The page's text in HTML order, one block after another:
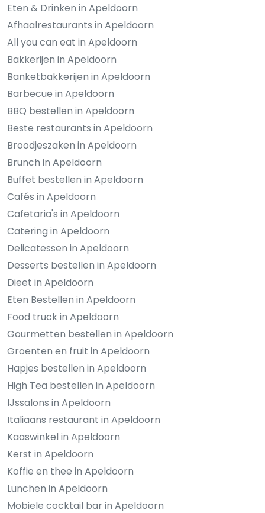
Eten & Drinken in Apeldoorn
Afhaalrestaurants in Apeldoorn
All you can eat in Apeldoorn
Bakkerijen in Apeldoorn
Banketbakkerijen in Apeldoorn
Barbecue in Apeldoorn
BBQ bestellen in Apeldoorn
Beste restaurants in Apeldoorn
Broodjeszaken in Apeldoorn
Brunch in Apeldoorn
Buffet bestellen in Apeldoorn
Cafés in Apeldoorn
Cafetaria's in Apeldoorn
Catering in Apeldoorn
Delicatessen in Apeldoorn
Desserts bestellen in Apeldoorn
Dieet in Apeldoorn
Eten Bestellen in Apeldoorn
Food truck in Apeldoorn
Gourmetten bestellen in Apeldoorn
Groenten en fruit in Apeldoorn
Hapjes bestellen in Apeldoorn
High Tea bestellen in Apeldoorn
IJssalons in Apeldoorn
Italiaans restaurant in Apeldoorn
Kaaswinkel in Apeldoorn
Kerst in Apeldoorn
Koffie en thee in Apeldoorn
Lunchen in Apeldoorn
Mobiele cocktail bar in Apeldoorn